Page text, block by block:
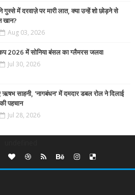
में दरवाज़े पर मारी लात, क्या उन्हें शो छोड़ने से
खान?
Aug 03, 2026
2026 में सोनिया बंसल का ग्लैमरस जलवा
Jul 30, 2026
ऋषभ साहनी, 'नागबंधन' में दमदार डबल रोल ने दिलाई
पहचान
Jul 28, 2026